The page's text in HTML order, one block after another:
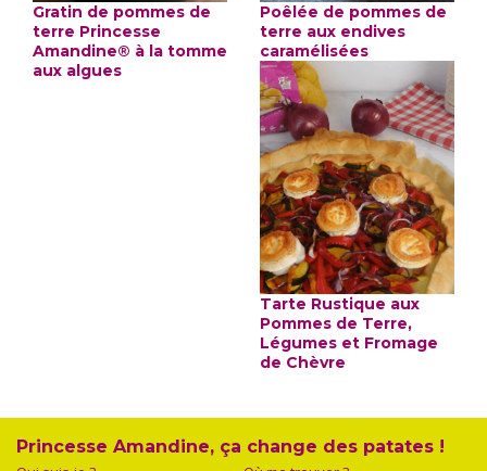
Gratin de pommes de
terre Princesse
Amandine® à la tomme
aux algues
Poêlée de pommes de
terre aux endives
caramélisées
Tarte Rustique aux
Pommes de Terre,
Légumes et Fromage
de Chèvre
Princesse Amandine, ça change des patates !